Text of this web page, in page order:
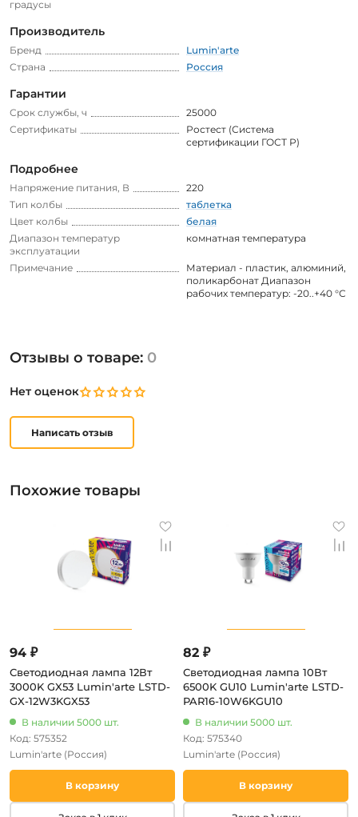
градусы
Производитель
Бренд
Lumin'arte
Страна
Россия
Гарантии
Срок службы, ч
25000
Сертификаты
Ростест (Система
сертификации ГОСТ Р)
Подробнее
Напряжение питания, В
220
Тип колбы
таблетка
Цвет колбы
белая
Диапазон температур
эксплуатации
комнатная температура
Примечание
Материал - пластик, алюминий,
поликарбонат Диапазон
рабочих температур: -20..+40 °С
Отзывы о товаре: 0
Нет оценок
Написать отзыв
Похожие товары
94 ₽
Светодиодная лампа 12Вт
3000K GX53 Lumin'arte LSTD-
GX-12W3KGX53
В наличии 5000 шт.
Код: 575352
Lumin'arte (Россия)
В корзину
82 ₽
Светодиодная лампа 10Вт
6500K GU10 Lumin'arte LSTD-
PAR16-10W6KGU10
В наличии 5000 шт.
Код: 575340
Lumin'arte (Россия)
В корзину